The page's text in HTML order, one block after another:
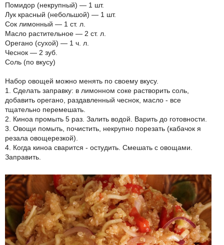
Помидор (некрупный) — 1 шт.
Лук красный (небольшой) — 1 шт.
Сок лимонный — 1 ст. л.
Масло растительное — 2 ст. л.
Орегано (сухой) — 1 ч. л.
Чеснок — 2 зуб.
Соль (по вкусу)
Набор овощей можно менять по своему вкусу.
1. Сделать заправку: в лимонном соке растворить соль,
добавить орегано, раздавленный чеснок, масло - все
тщательно перемешать.
2. Киноа промыть 5 раз. Залить водой. Варить до готовности.
3. Овощи помыть, почистить, некрупно порезать (кабачок я
резала овощерезкой).
4. Когда киноа сварится - остудить. Смешать с овощами.
Заправить.